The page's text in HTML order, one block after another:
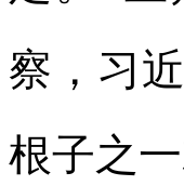
察，习
根子之